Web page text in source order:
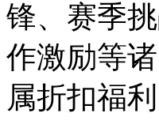
锋、赛季
作激励等
属折扣福